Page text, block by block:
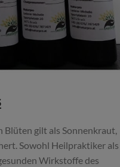
Blüten gilt als Sonnenkraut,
Sowohl Heilpraktiker als
Wirkstoffe des